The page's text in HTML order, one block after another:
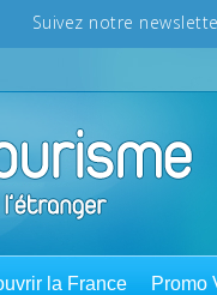
la France Promo